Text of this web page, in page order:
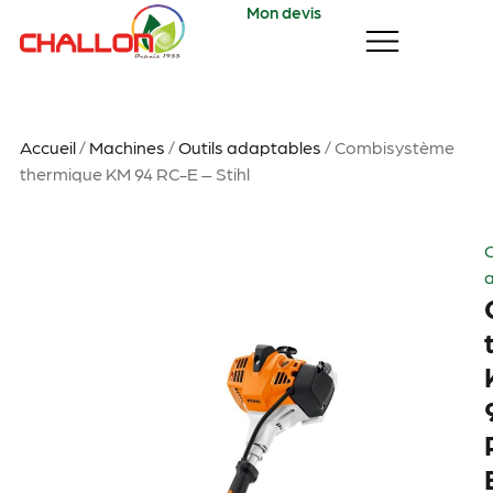
Mon devis
Accueil/ Machines /Outils adaptables / Combisystème
thermique KM 94 RC-E – Stihl